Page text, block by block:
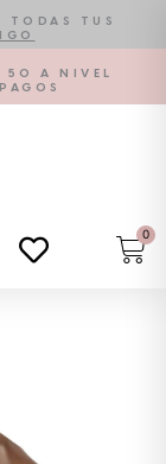
TODAS TUS
50 A NIVEL
0